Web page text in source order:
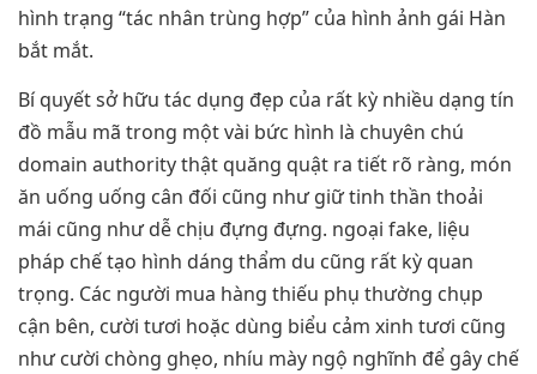
hình trạng “tác nhân trùng hợp” của hình ảnh gái Hàn
bắt mắt.
Bí quyết sở hữu tác dụng đẹp của rất kỳ nhiều dạng tín
đồ mẫu mã trong một vài bức hình là chuyên chú
domain authority thật quăng quật ra tiết rõ ràng, món
ăn uống uống cân đối cũng như giữ tinh thần thoải
mái cũng như dễ chịu đựng đựng. ngoại fake, liệu
pháp chế tạo hình dáng thẩm du cũng rất kỳ quan
trọng. Các người mua hàng thiếu phụ thường chụp
cận bên, cười tươi hoặc dùng biểu cảm xinh tươi cũng
như cười chòng ghẹo, nhíu mày ngộ nghĩnh để gây chế